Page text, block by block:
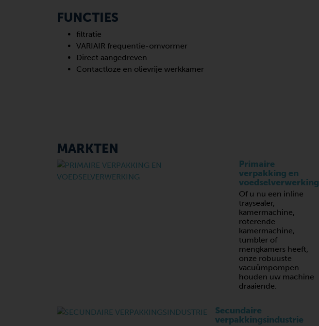
FUNCTIES
filtratie
VARIAIR frequentie-omvormer
Direct aangedreven
Contactloze en olievrije werkkamer
MARKTEN
Primaire
verpakking en
voedselverwerking
Of u nu een inline
traysealer,
kamermachine,
roterende
kamermachine,
tumbler of
mengkamers heeft,
onze robuuste
vacuümpompen
houden uw machine
draaiende.
Secundaire
verpakkingsindustrie